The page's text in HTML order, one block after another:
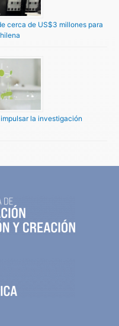
cerca de US$3 millones para
la investigación